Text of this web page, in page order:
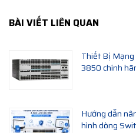
BÀI VIẾT LIÊN QUAN
Thiết Bị Mạng
3850 chính
Hướng dẫn
hình dòng